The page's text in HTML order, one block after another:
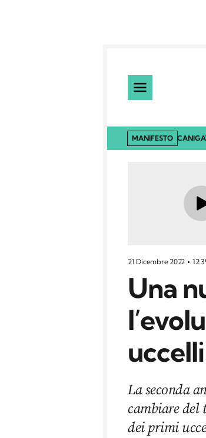
MANIFESTO CANI
21 Dicembre 2022
Una
uccelli
La seconda
cambiare
dei primi